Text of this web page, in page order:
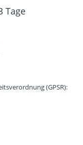
Tage
(GPSR):